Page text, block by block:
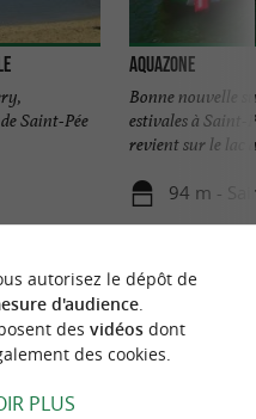
Saint-Pée
Aquazone
Bonne nouvelle
estivales à Saint-
revient sur le lac
94 m -
autorisez le dépôt de
d'audience.
des vidéosdont
des cookies.
PLUS